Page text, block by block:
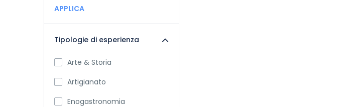
APPLICA
Tipologie di esperienza
Arte & Storia
Artigianato
Enogastronomia